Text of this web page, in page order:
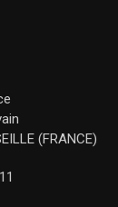
(FRANCE)